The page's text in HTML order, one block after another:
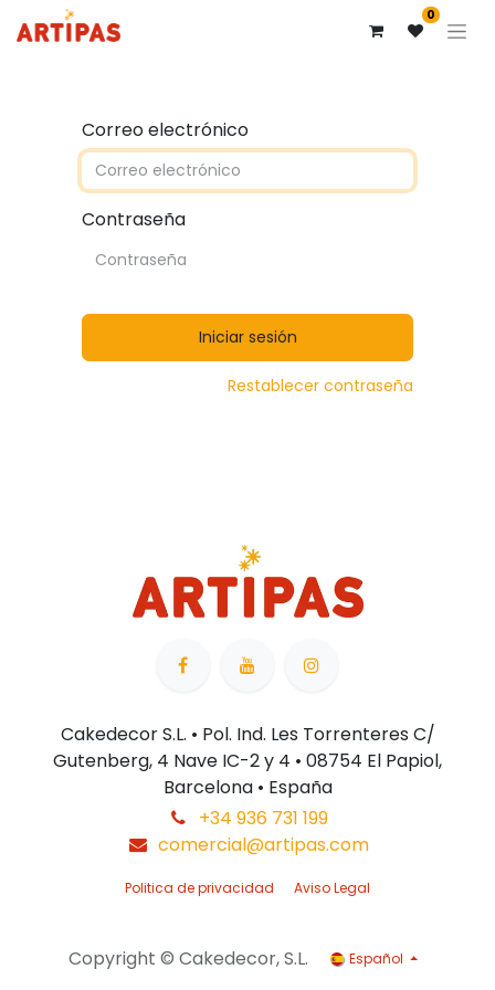
0
Correo electrónico
Contraseña
Iniciar sesión
Restablecer contraseña
Cakedecor S.L. • Pol. Ind. Les Torrenteres C/
Gutenberg, 4 Nave IC-2 y 4 • 08754 El Papiol,
Barcelona • España
+34 936 731 199
comercial@artipas.com
Politica de privacidad Aviso Legal
Copyright © Cakedecor, S.L. Español